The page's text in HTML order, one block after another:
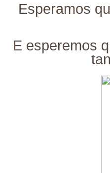
Esperamos
E esperemos